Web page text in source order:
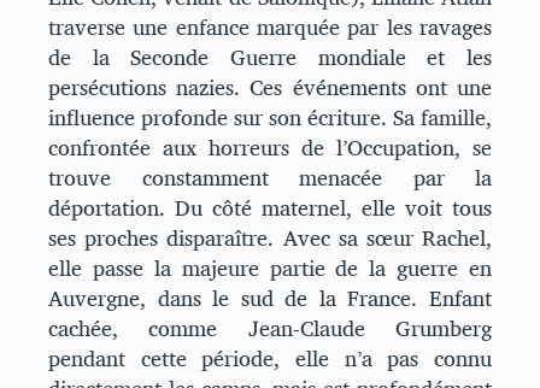
traverse une enfance marquée par les ravages
de la Seconde Guerre mondiale et les
persécutions nazies. Ces événements ont une
influence profonde sur son écriture. Sa famille,
confrontée aux horreurs de l’Occupation, se
trouve constamment menacée par la
déportation. Du côté maternel, elle voit tous
ses proches disparaître. Avec sa sœur Rachel,
elle passe la majeure partie de la guerre en
Auvergne, dans le sud de la France. Enfant
cachée, comme Jean-Claude Grumberg
pendant cette période, elle n’a pas connu